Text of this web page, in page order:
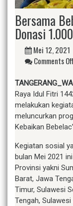
Bersama
Donasi
Mei 12, 2021
Comments
TANG
Raya Idul Fitri
melakukan
meluncurkan
Kebaikan
Kegiatan sosial
bulan Mei 2021
Provinsi yakni
Barat, Jawa
Timur, Sulawesi
Tengah,